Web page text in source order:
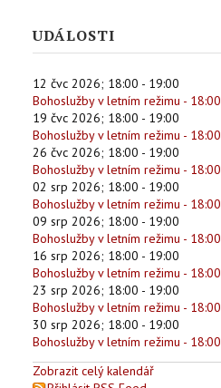
UDÁLOSTI
12 čvc 2026; 18:00 - 19:00
Bohoslužby v letním režimu - 18:00
19 čvc 2026; 18:00 - 19:00
Bohoslužby v letním režimu - 18:00
26 čvc 2026; 18:00 - 19:00
Bohoslužby v letním režimu - 18:00
02 srp 2026; 18:00 - 19:00
Bohoslužby v letním režimu - 18:00
09 srp 2026; 18:00 - 19:00
Bohoslužby v letním režimu - 18:00
16 srp 2026; 18:00 - 19:00
Bohoslužby v letním režimu - 18:00
23 srp 2026; 18:00 - 19:00
Bohoslužby v letním režimu - 18:00
30 srp 2026; 18:00 - 19:00
Bohoslužby v letním režimu - 18:00
Zobrazit celý kalendář